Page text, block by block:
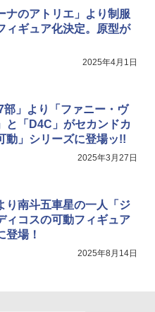
ナのアトリエ」より制服
ィギュア化決定。原型が
2025年4月1日
部」より「ファニー・ヴ
と「D4C」がセカンドカ
動」シリーズに登場ッ!!
2025年3月27日
り南斗五車星の一人「ジ
ィコスの可動フィギュア
登場！
2025年8月14日